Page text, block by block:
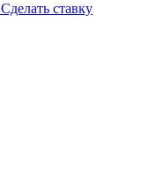
Сделать ставку